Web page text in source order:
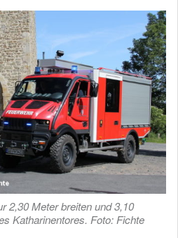
2,30 Meter breiten und 3,10
Katharinentores. Foto: Fichte